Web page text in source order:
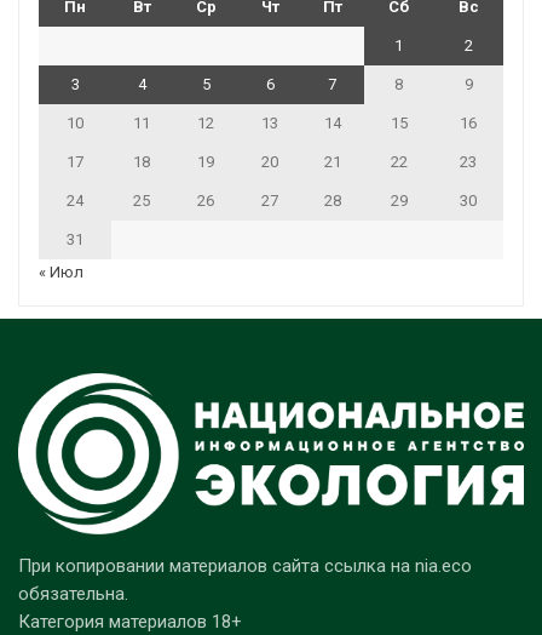
Пн Вт Ср Чт Пт Сб Вс
1 2
3 4 5 6 7 8 9
10 11 12 13 14 15 16
17 18 19 20 21 22 23
24 25 26 27 28 29 30
31
« Июл
При копировании материалов сайта ссылка на nia.eco
обязательна.
Категория материалов 18+